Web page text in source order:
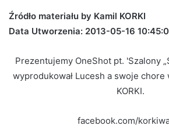
Źródło materiału by Kamil KORKI
Data Utworzenia: 2013-05-16
Prezentujemy OneShot pt. 'Szalony
wyprodukował Lucesh a swoje chore
KORKI.
facebook.com/